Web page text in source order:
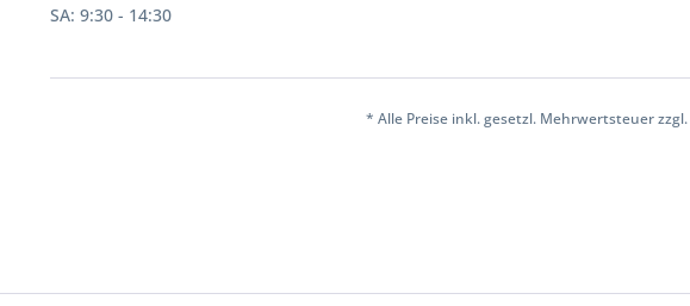
SA: 9:30 - 14:30
* Alle Preise inkl. gesetzl. Mehrwertsteuer zzgl.